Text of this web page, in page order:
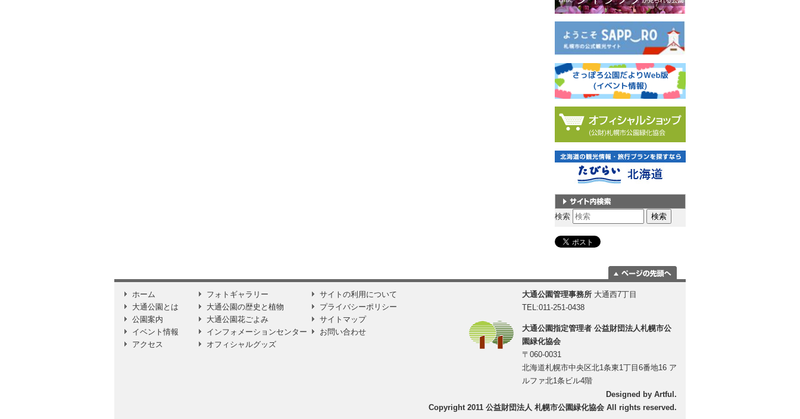
サイト内検索
検索
に移動
ホーム
大通公園とは
公園案内
イベント情報
アクセス
フォトギャラリー
大通公園の歴史と植物
大通公園花ごよみ
インフォメーションセンター
オフィシャルグッズ
サイトの利用について
プライバシーポリシー
サイトマップ
お問い合わせ
大通公園管理事務所 大通西7丁目
TEL:011-251-0438
大通公園指定管理者 公益財団法人札幌市公
園緑化協会
〒060-0031
北海道札幌市中央区北1条東1丁目6番地16 ア
ルファ北1条ビル4階
Designed by Artful.
Copyright 2011 公益財団法人 札幌市公園緑化協会 All rights reserved.